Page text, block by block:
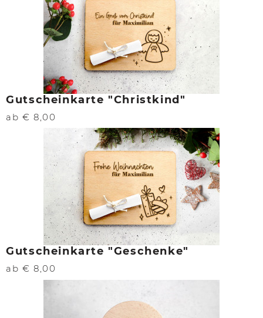
Gutscheinkarte "Christkind"
ab € 8,00
Gutscheinkarte "Geschenke"
ab € 8,00